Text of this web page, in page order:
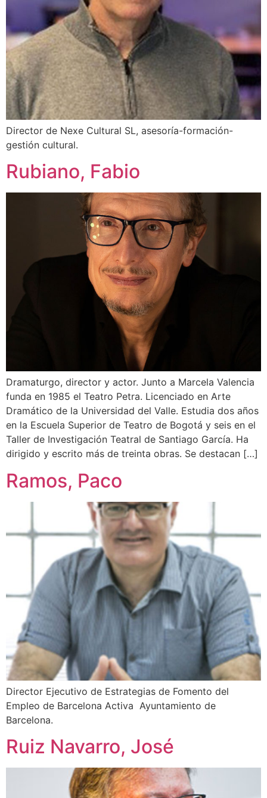
Director de Nexe Cultural SL, asesoría-formación-
gestión cultural.
Rubiano, Fabio
Dramaturgo, director y actor. Junto a Marcela Valencia
funda en 1985 el Teatro Petra. Licenciado en Arte
Dramático de la Universidad del Valle. Estudia dos años
en la Escuela Superior de Teatro de Bogotá y seis en el
Taller de Investigación Teatral de Santiago García. Ha
dirigido y escrito más de treinta obras. Se destacan […]
Ramos, Paco
Director Ejecutivo de Estrategias de Fomento del
Empleo de Barcelona Activa  Ayuntamiento de
Barcelona.
Ruiz Navarro, José